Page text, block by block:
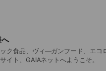
へ
ク食品、ヴィ―ガンフード、エコ
イト、GAIAネットへようこそ。